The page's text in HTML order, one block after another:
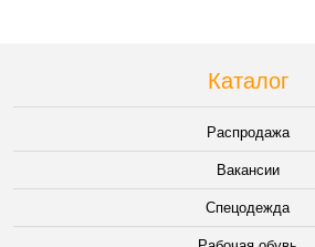
Каталог
Распродажа
Вакансии
Спецодежда